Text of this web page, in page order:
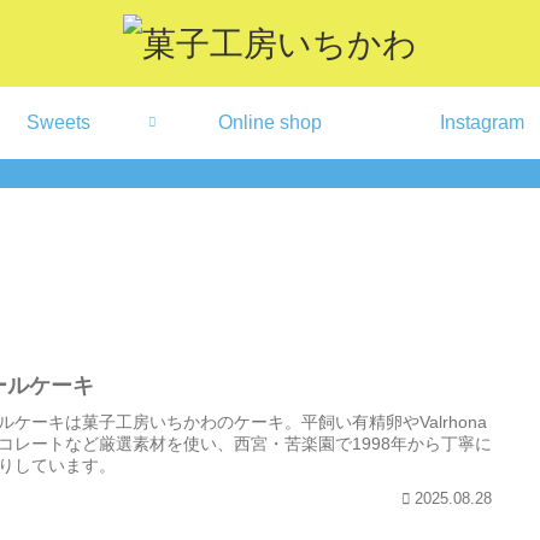
Sweets Online shop Instagram
ルケーキ
ケーキは菓子工房いちかわのケーキ。平飼い有精卵やValrhona
レートなど厳選素材を使い、西宮・苦楽園で1998年から丁寧に
しています。
2025.08.28